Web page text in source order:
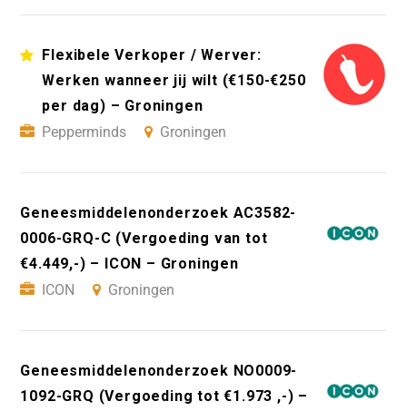
Flexibele Verkoper / Werver:
Werken wanneer jij wilt (€150-€250
per dag) – Groningen
Pepperminds
Groningen
Geneesmiddelenonderzoek AC3582-
0006-GRQ-C (Vergoeding van tot
€4.449,-) – ICON – Groningen
ICON
Groningen
Geneesmiddelenonderzoek NO0009-
1092-GRQ (Vergoeding tot €1.973 ,-) –